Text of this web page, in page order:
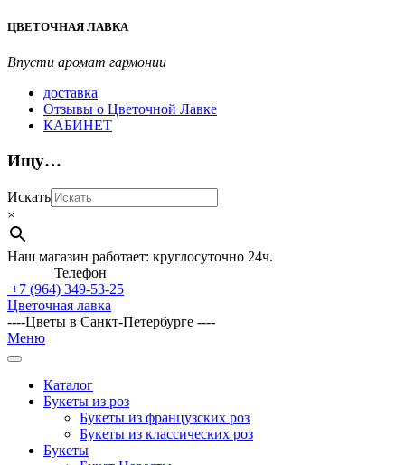
Перейти
содержимому
ЦВЕТОЧНАЯ ЛАВКА
Впусти аромат гармонии
доставка
Отзывы о Цветочной Лавке
КАБИНЕТ
Ищу…
Искать
×
Наш магазин работает: круглосуточно 24ч.
Телефон
+7 (964) 349-53-25
Цветочная лавка
----Цветы в Санкт-Петербурге ----
Главное
навигационное
Меню
Каталог
Букеты из роз
Букеты из французских роз
Букеты из классических роз
Букеты